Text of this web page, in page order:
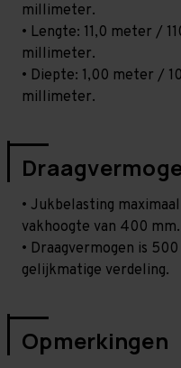
millimeter.
• Lengte: 11,0 meter /
millimeter.
• Diepte: 1,00 meter /
millimeter.
• Jukbelasting
vakhoogte van 400 mm.
• Draagvermogen is
gelijkmatige verdeling.
Opmerkingen